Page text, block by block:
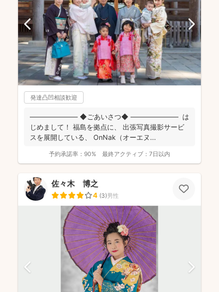
発達凸凹相談歓迎
――――――― ◆ごあいさつ◆ ――――――― は
じめまして！ 福島を拠点に、 出張写真撮影サービ
スを展開している、 OnNak（オーエヌ...
予約承諾率： 90% 最終アクティブ： 7日以内
佐々木 博之
4 (3)男性